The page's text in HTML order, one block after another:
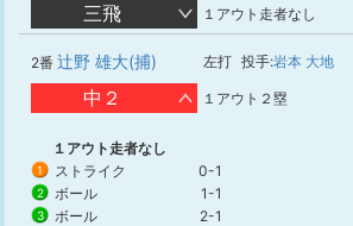
三飛 １アウト走者なし
2番 辻野 雄大(捕) 左打 投手:岩本 大地
中２ １アウト２塁
１アウト走者なし
1 ストライク 0-1
2 ボール 1-1
3 ボール 2-1